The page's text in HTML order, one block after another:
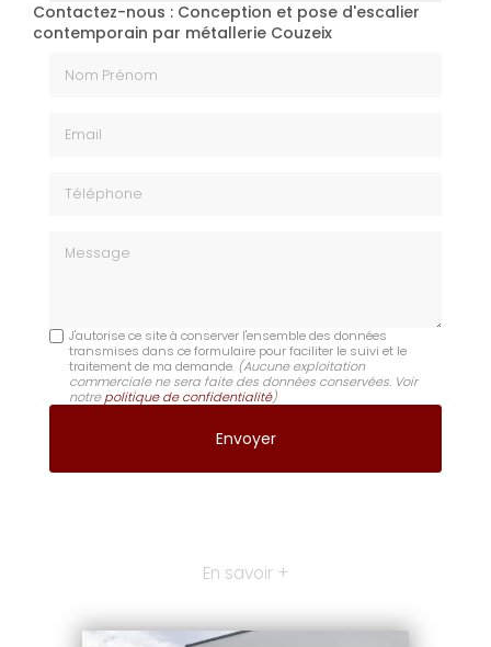
Contactez-nous : Conception et pose d'escalier
contemporain par métallerie Couzeix
J'autorise ce site à conserver l'ensemble des données
transmises dans ce formulaire pour faciliter le suivi et le
traitement de ma demande. (Aucune exploitation
commerciale ne sera faite des données conservées. Voir
notrepolitique de confidentialité)
En savoir +